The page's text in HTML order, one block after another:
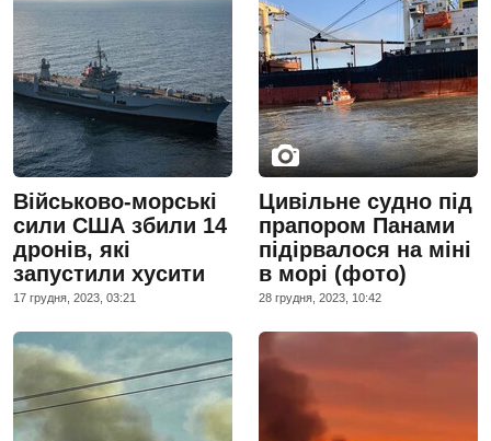
Військово-морські
сили США збили 14
дронів, які
запустили хусити
17 грудня, 2023, 03:21
Цивільне судно під
прапором Панами
підірвалося на міні
в морі (фото)
28 грудня, 2023, 10:42